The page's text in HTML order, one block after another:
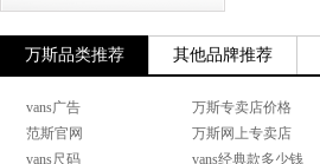
万斯品类推荐 其他品牌推荐
vans广告 万斯专卖店价格
范斯官网
万斯网上专卖店
vans尺码
vans经典款多少钱